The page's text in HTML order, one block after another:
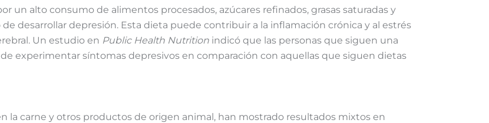
un alto consumo de alimentos procesados, azúcares refinados, grasas saturadas y
desarrollar depresión. Esta dieta puede contribuir a la inflamación crónica y al estrés
Un estudio en Public Health Nutrition indicó que las personas que siguen una
experimentar síntomas depresivos en comparación con aquellas que siguen dietas
la carne y otros productos de origen animal, han mostrado resultados mixtos en